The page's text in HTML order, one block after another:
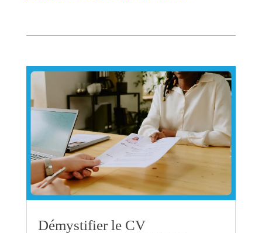
Démystifier le CV